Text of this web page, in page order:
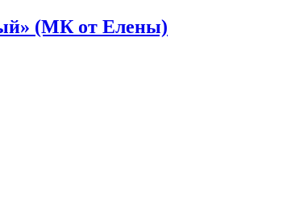
(МК от Елены)